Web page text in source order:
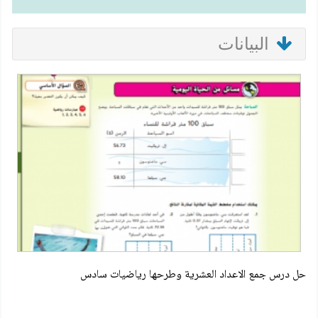
البيانات
حل درس جمع الاعداد العشرية وطرحها رياضيات سادس